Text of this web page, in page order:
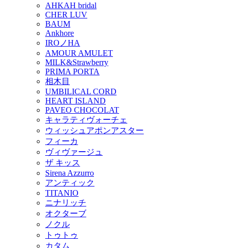
AHKAH bridal
CHER LUV
BAUM
Ankhore
IROノHA
AMOUR AMULET
MILK&Strawberry
PRIMA PORTA
相木目
UMBILICAL CORD
HEART ISLAND
PAVEO CHOCOLAT
キャラティヴォーチェ
ウィッシュアポンアスター
フィーカ
ヴィヴァージュ
ザ キッス
Sirena Azzurro
アンティック
TITANIO
ニナリッチ
オクターブ
ノクル
トゥトゥ
カタム